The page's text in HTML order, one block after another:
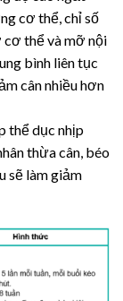
cơ thể, chỉ số
cơ thể và mỡ nội
bình liên tục
cân nhiều hơn
thể dục nhịp
thừa cân, béo
sẽ làm giảm